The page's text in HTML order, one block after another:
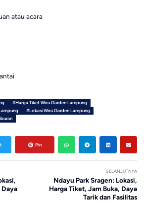
atau acara
#Harga Tiket Wira Garden Lampung
#Lokasi Wira Garden Lampung
Pin
Daya
SELANJUTNYA
Ndayu Park Sragen: Lokasi,
Harga Tiket, Jam Buka, Daya
Tarik dan Fasilitas